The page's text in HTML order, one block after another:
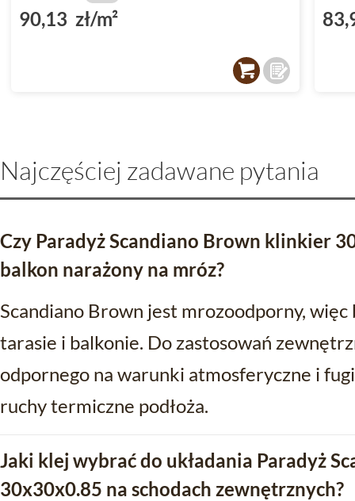
90,13 zł/m²
Najczęściej zadawane pytania
Czy Paradyż Scandiano Brown klinkier
balkon narażony na mróz?
Scandiano Brown jest mrozoodporny,
tarasie i balkonie. Do zastosowań
odpornego na warunki atmosferyczne i
ruchy termiczne podłoża.
Jaki klej wybrać do układania Paradyż
30x30x0.85 na schodach zewnętrznych?